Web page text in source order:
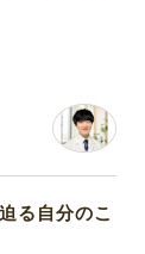
る自分のこ